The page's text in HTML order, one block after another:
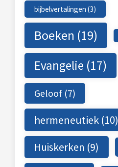
bijbelvertalingen (3)
Boeken (19)
Evangelie (17)
Geloof (7)
hermeneutiek (10)
Huiskerken (9)